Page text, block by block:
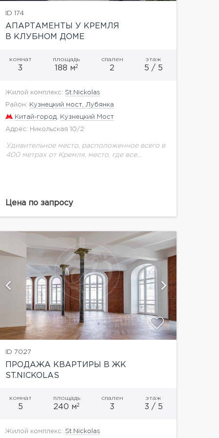
ID 174
АПАРТАМЕНТЫ У КРЕМЛЯ
В КЛУБНОМ ДОМЕ
комнат
3
площадь
188 м2
спален
2
этаж
5 / 5
Жилой комплекс: St.Nickolas
Район: Кузнецкий мост, Лубянка
Китай-город Кузнецкий Мост
Адрес: Никольская 10/2
Удивительное место, расположенное всего в
400 метрах от Кремля, место, где все
Цена по запросу
ID 7027
ПРОДАЖА КВАРТИРЫ В ЖК
ST.NICKOLAS
комнат
5
площадь
240 м2
спален
3
этаж
3 / 5
Жилой комплекс: St.Nickolas